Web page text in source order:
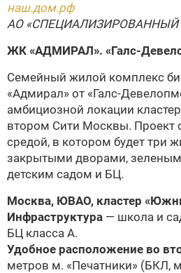
наш.дом.рф
АО
ЖК «АДМИРАЛ». «Галс-
Семейный жилой комплекс
«Адмирал» от «Галс-
амбициозной локации
втором Сити Москвы. Проект
средой, в котором будет три
закрытыми дворами,
детским садом и БЦ.
Москва, ЮВАО, кластер
Инфраструктура — школа и
БЦ класса А.
Удобное расположение во
метров м. «Печатники» (БКЛ,